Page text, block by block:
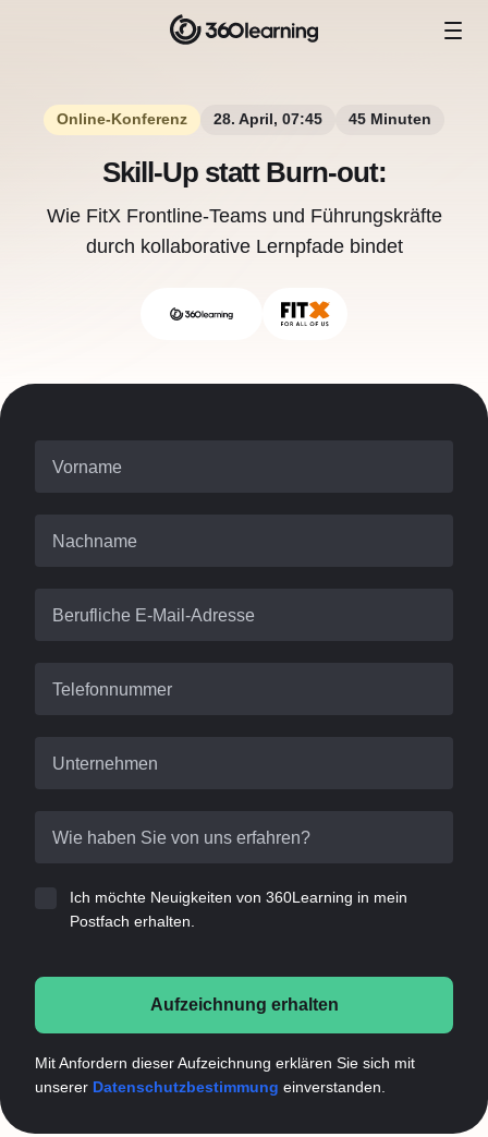
Online-Konferenz 28. April, 07:45 45 Minuten
Skill-Up statt Burn-out:
Wie FitX Frontline-Teams und Führungskräfte
durch kollaborative Lernpfade bindet
Vorname
Nachname
Berufliche E-Mail-Adresse
Telefonnummer
Unternehmen
Wie haben Sie von uns erfahren?
Ich möchte Neuigkeiten von 360Learning in mein
Postfach erhalten.
Aufzeichnung erhalten
Mit Anfordern dieser Aufzeichnung erklären Sie sich mit
unserer Datenschutzbestimmung einverstanden.